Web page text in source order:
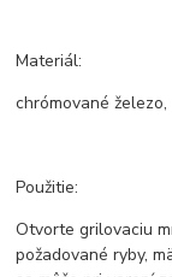
Materiál:
chrómované železo,
Použitie:
Otvorte grilovaciu
požadované ryby,